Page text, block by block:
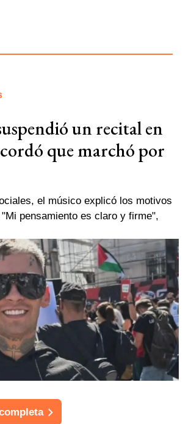
un recital en
que marchó por
el músico explicó los motivos
pensamiento es claro y firme",